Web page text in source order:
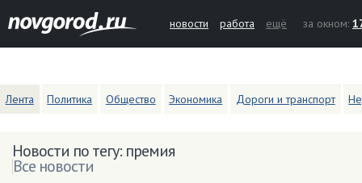
новости работа ещё за окном:
Лента Политика Общество Экономика Дороги и транспорт
Новости по тегу: премия
Все новости